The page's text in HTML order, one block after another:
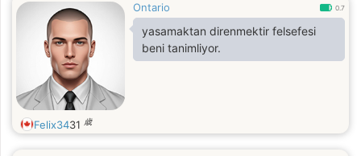
Ontario 0.7
yasamaktan direnmektir felsefesi
beni tanimliyor.
Felix3431 歳